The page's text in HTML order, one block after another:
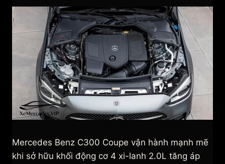
Mercedes Benz C300 Coupe vận hành mạnh mẽ
khi sở hữu khối động cơ 4 xi-lanh 2.0L tăng áp